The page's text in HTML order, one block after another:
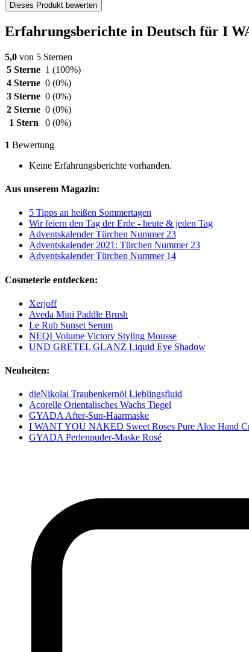
Dieses Produkt bewerten
Erfahrungsberichte in Deutsch für I
5,0 von 5 Sternen
5 Sterne 1 (100%)
4 Sterne 0 (0%)
3 Sterne 0 (0%)
2 Sterne 0 (0%)
1 Stern
0 (0%)
1 Bewertung
Keine Erfahrungsberichte vorhanden.
Aus unserem Magazin:
5 Tipps an heißen Sommertagen
Wir feiern den Tag der Erde - heute & jeden Tag
Adventskalender Türchen Nummer 23
Adventskalender 2021: Türchen Nummer 23
Adventskalender Türchen Nummer 14
Cosmeterie entdecken:
Xerjoff
Aveda Mini Paddle Brush
Le Rub Sunset Serum
NEQI Volume Victory Styling Mousse
UND GRETEL GLANZ Liquid Eye Shadow
Neuheiten:
dieNikolai Traubenkernöl Lieblingsfluid
Acorelle Orientalisches Wachs Tiegel
GYADA After-Sun-Haarmaske
I WANT YOU NAKED Sweet Roses Pure Aloe Hand
GYADA Perlenpuder-Maske Rosé